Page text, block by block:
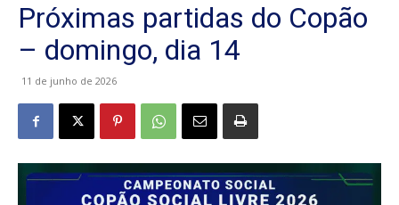
Próximas partidas do Copão
– domingo, dia 14
11 de junho de 2026